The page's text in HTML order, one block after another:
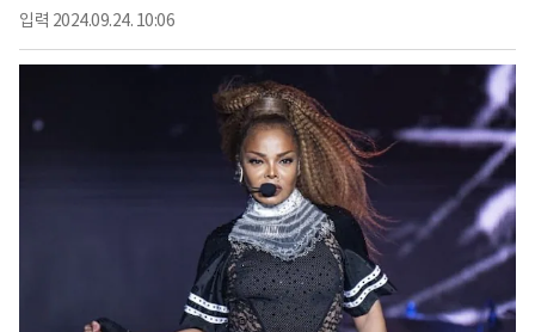
입력 2024.09.24. 10:06